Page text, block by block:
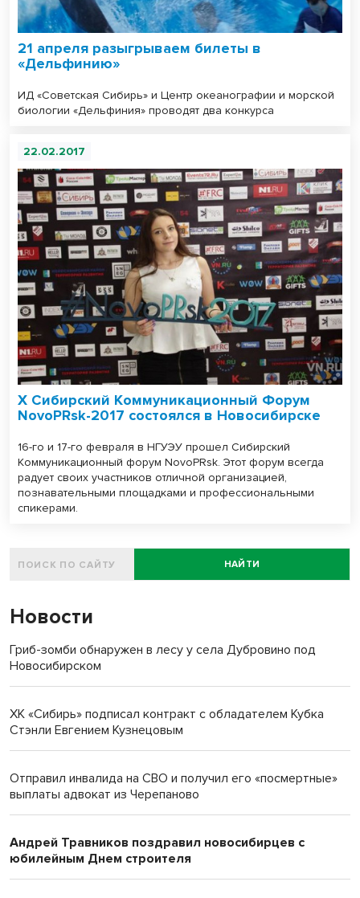
21 апреля разыгрываем билеты в
«Дельфинию»
ИД «Советская Сибирь» и Центр океанографии и морской
биологии «Дельфиния» проводят два конкурса
22.02.2017
Х Сибирский Коммуникационный Форум
NovoPRsk-2017 состоялся в Новосибирске
16-го и 17-го февраля в НГУЭУ прошел Сибирский
Коммуникационный форум NovoPRsk. Этот форум всегда
радует своих участников отличной организацией,
познавательными площадками и профессиональными
спикерами.
НАЙТИ
Новости
Гриб-зомби обнаружен в лесу у села Дубровино под
Новосибирском
ХК «Сибирь» подписал контракт с обладателем Кубка
Стэнли Евгением Кузнецовым
Отправил инвалида на СВО и получил его «посмертные»
выплаты адвокат из Черепаново
Андрей Травников поздравил новосибирцев с
юбилейным Днем строителя